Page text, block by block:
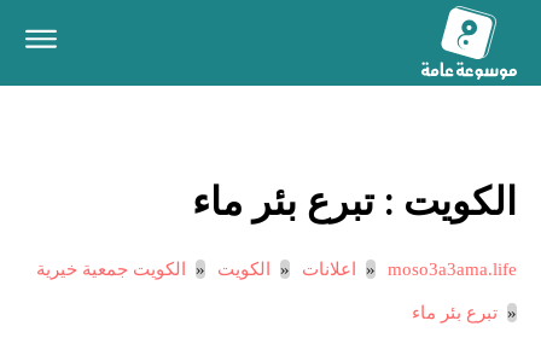
الكويت :تبرع بئر ماء
moso3a3ama.life اعلانات الكويت الكويت جمعية خيرية
تبرع بئر ماء